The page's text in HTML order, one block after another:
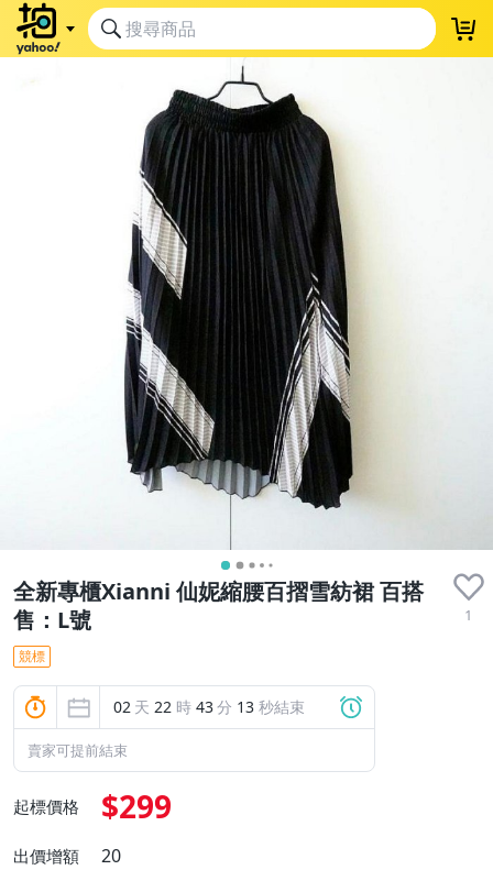
全新專櫃Xianni 仙妮縮腰百摺雪紡裙 百搭
售：L號
1
競標
02 天 22 時 43分 11 秒結束
賣家可提前結束
起標價格 $299
出價增額 20